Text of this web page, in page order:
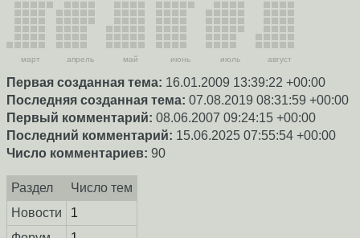
март апрель май июнь июль август
Первая созданная тема: 16.01.2009 13:39:22 +00:00
Последняя созданная тема: 07.08.2019 08:31:59 +00:00
Первый комментарий: 08.06.2007 09:24:15 +00:00
Последний комментарий: 15.06.2025 07:55:54 +00:00
Число комментариев: 90
Раздел
Число тем
Новости
1